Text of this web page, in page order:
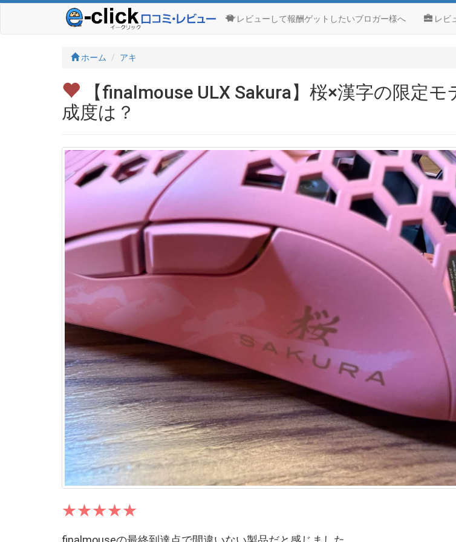
レビューして報酬ゲットしたいブロガー様へ レビ
ホーム アキ
【finalmouse ULX Sakura】桜×漢字の限定
成度は？